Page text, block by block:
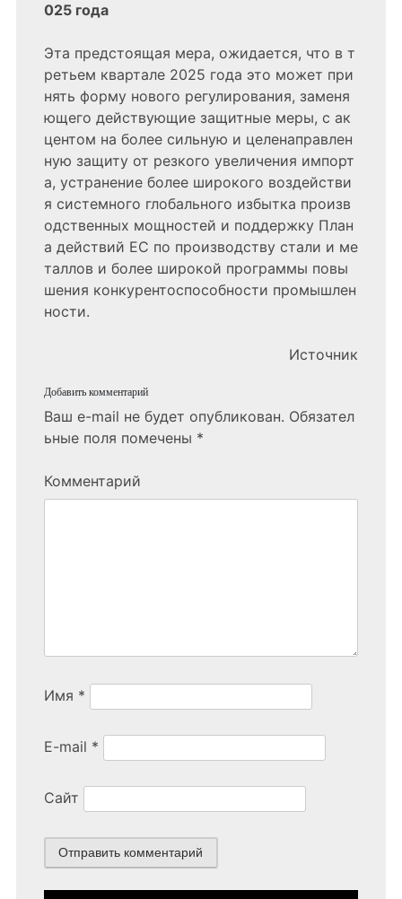
025 года
Эта предстоящая мера, ожидается, что в т
ретьем квартале 2025 года это может при
нять форму нового регулирования, заменя
ющего действующие защитные меры, с ак
центом на более сильную и целенаправлен
ную защиту от резкого увеличения импорт
а, устранение более широкого воздействи
я системного глобального избытка произв
одственных мощностей и поддержку План
а действий ЕС по производству стали и ме
таллов и более широкой программы повы
шения конкурентоспособности промышлен
ности.
Источник
Добавить комментарий
Ваш e-mail не будет опубликован. Обязател
ьные поля помечены *
Комментарий
Имя *
E-mail *
Сайт